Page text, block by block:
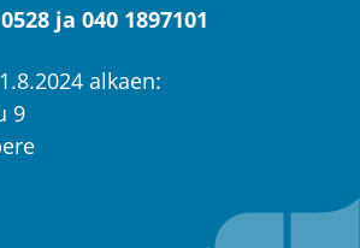
ja 040 1897101
alkaen:
9